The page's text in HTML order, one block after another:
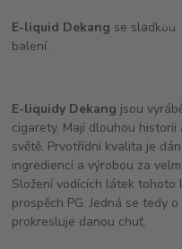
E-liquid Dekang se sladkou
balení.
E-liquidy Dekang jsou
cigarety. Mají dlouhou
světě. Prvotřídní kvalita je
ingrediencí a výrobou za
Složení vodících látek tohoto
prospěch PG. Jedná se tedy
prokresluje danou chuť.